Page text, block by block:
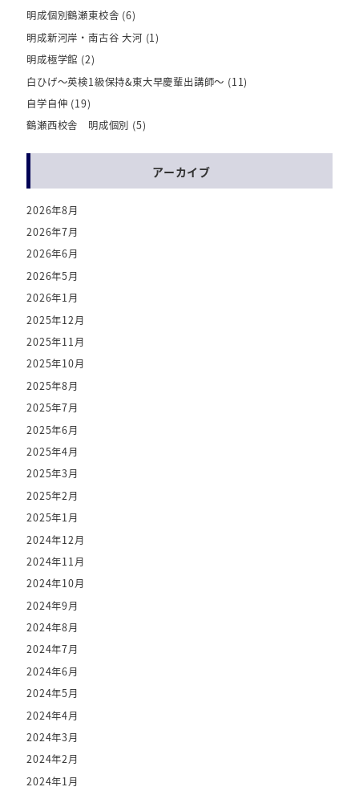
明成個別鶴瀬東校舎 (6)
明成新河岸・南古谷 大河 (1)
明成極学館 (2)
白ひげ～英検1級保持&東大早慶輩出講師～ (11)
自学自伸 (19)
鶴瀬西校舎 明成個別 (5)
アーカイブ
2026年8月
2026年7月
2026年6月
2026年5月
2026年1月
2025年12月
2025年11月
2025年10月
2025年8月
2025年7月
2025年6月
2025年4月
2025年3月
2025年2月
2025年1月
2024年12月
2024年11月
2024年10月
2024年9月
2024年8月
2024年7月
2024年6月
2024年5月
2024年4月
2024年3月
2024年2月
2024年1月